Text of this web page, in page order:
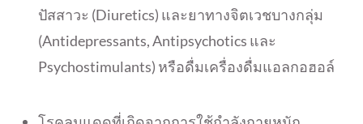
ปัสสาวะ (Diuretics) และยาทางจิตเวชบางกลุ่ม
(Antidepressants, Antipsychotics และ
Psychostimulants) หรือดื่มเครื่องดื่มแอลกอฮอล์